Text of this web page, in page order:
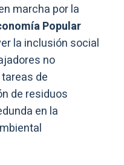
marcha por la
Popular
la inclusión social
no
de
de residuos
en la